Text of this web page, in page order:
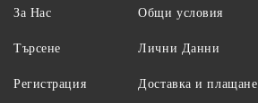
За Нас
Търсене
Регистрация
Общи условия
Лични Данни
Доставка и плащане